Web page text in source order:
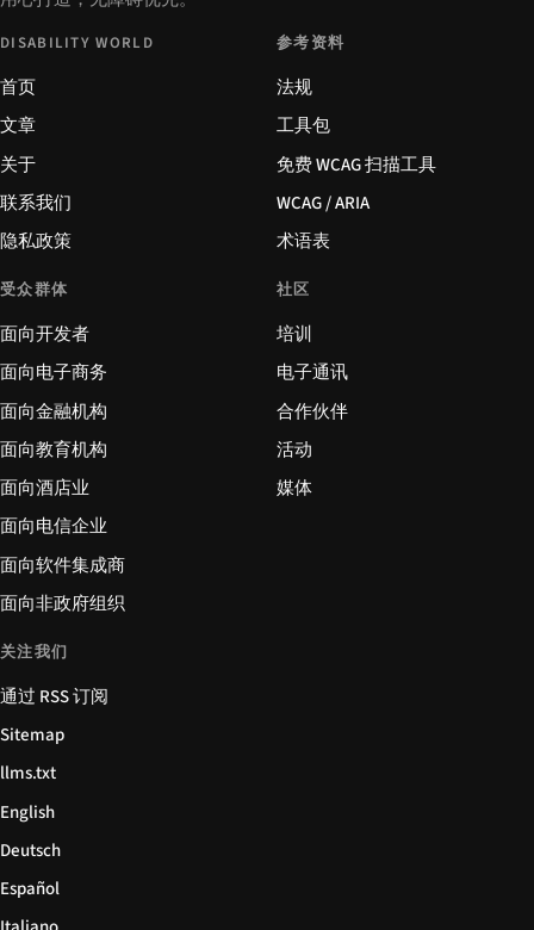
DISABILITY WORLD
首页
文章
关于
联系我们
隐私政策
参考资料
法规
工具包
免费 WCAG 扫描工具
WCAG / ARIA
术语表
受众群体
面向开发者
面向电子商务
面向金融机构
面向教育机构
面向酒店业
面向电信企业
面向软件集成商
面向非政府组织
社区
培训
电子通讯
合作伙伴
活动
媒体
关注我们
通过 RSS 订阅
Sitemap
llms.txt
English
Deutsch
Español